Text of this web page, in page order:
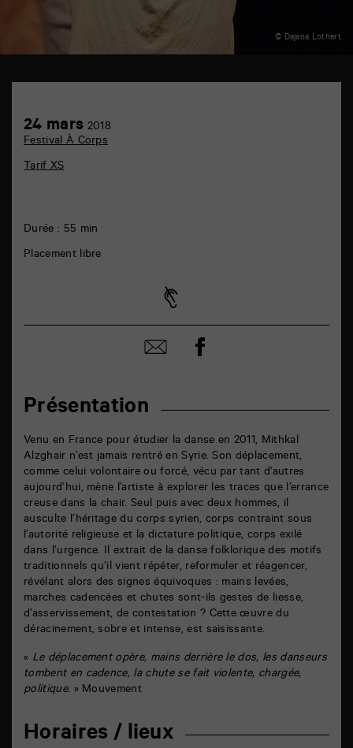
© Dajana Lothert
Beaulieu
Présentation
Venu en France pour étudier la danse en 2011, Mithkal
Alzghair n’est jamais rentré en Syrie. Son déplacement,
comme celui volontaire ou forcé, vécu par tant d’autres
aujourd’hui, mène l’artiste à explorer les traces que l’errance
creuse dans la chair. Seul puis avec deux hommes, il
ausculte l’héritage du corps syrien, corps contraint sous
l’autorité religieuse et la dictature politique, corps exilé
dans l’urgence. Il extrait de la danse folklorique des motifs
traditionnels qu’il vient répéter, reformuler et réagencer,
révélant alors des signes équivoques : mains levées,
marches cadencées et chutes sont-ils gestes de liesse,
d’asservissement, de contestation ? Cette œuvre du
déracinement, sobre et intense, est saisissante.
« Le déplacement opère, mains derrière le dos, les danseurs
tombent en cadence, la chute se fait violente, chargée,
politique. » Mouvement
Horaires / lieux
Achetez
en
ligne
24 mars 201824
Festival À Corps
Tarif XS
Durée : 55 min
Placement libre
Partager
par
Partager
sur